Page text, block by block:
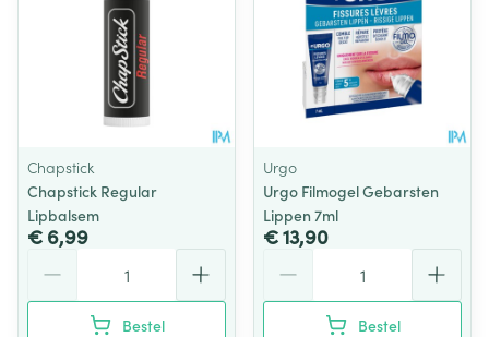
Chapstick
Chapstick Regular
Lipbalsem
€ 6,99
Bestel
Urgo
Urgo Filmogel Gebarsten
Lippen 7ml
€ 13,90
Bestel